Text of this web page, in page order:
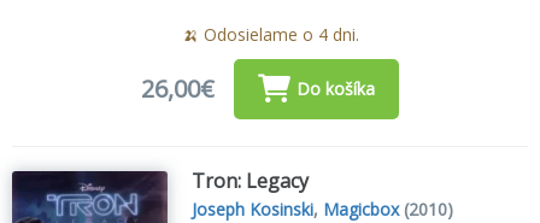
🍌 Odosielame o 4 dni.
26,00€ Do košíka
Tron: Legacy
Joseph Kosinski, Magicbox(2010)